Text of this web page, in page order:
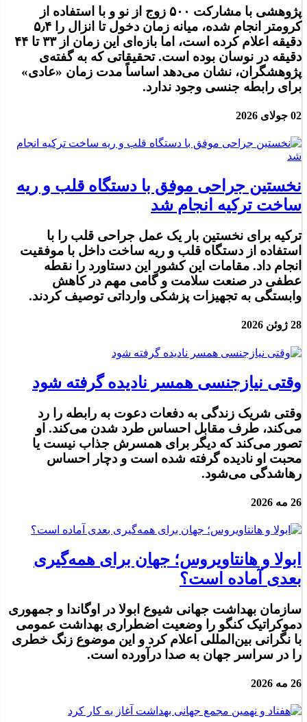
پژوهشی با مشارکت ۵۰۰ زوج از نو و با استفاده از
کرومتر انجام شده، میانه زمان دخول تا انزال را ۵٫۴
دقیقه اعلام کرده است، اما بازه‌ای این زمان از ۳۳ تا ۴۴
دقیقه در نوسان بوده است. تحقیقاتی که به گفته‌ی
پژوهشگران، نشان می‌دهد اساساً مدت زمان «عادی»
برای رابطه جنسی وجود ندارد.
02 جولای 2026
نخستین جراحی موفق با دستگاه قلب و ریه
ساخت ترکیه انجام شد
ترکیه برای نخستین بار یک عمل جراحی قلب را با
استفاده از دستگاه قلب و ریه ساخت داخل با موفقیت
انجام داد. مقامات این کشور این دستاورد را نقطه
عطفی در صنعت سلامت و گامی مهم در کاهش
وابستگی به تجهیزات پزشکی وارداتی توصیف کردند.
28 ژوئن 2026
وقتی نیازجنسی همسر نادیده گرفته شود
وقتی شریک زندگی به دفعات دعوت به رابطه را رد
می‌کند، طرف مقابل احساس طرد شدن می‌کند. او
تصور می‌کند که دیگر برای همسرش جذاب نیست یا
محبت او نادیده گرفته شده است و دچار احساس
رهاشدگی می‌شود.
26 مه 2026
ابولا و هانتاویروس؛ جهان برای همه‌گیری
بعدی آماده است؟
سازمان بهداشت جهانی شیوع ابولا در اوگاندا و جمهوری
دموکراتیک کنگو را وضعیت اضطراری بهداشت عمومی
با نگرانی بین‌المللی اعلام کرد و این موضوع زنگ خطری
را در سراسر جهان به صدا درآورده است.
26 مه 2026